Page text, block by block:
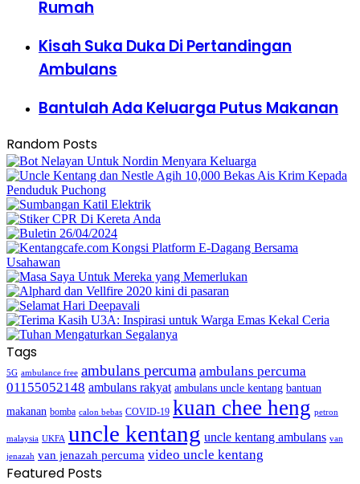
Rumah
Kisah Suka Duka Di Pertandingan
Ambulans
Bantulah Ada Keluarga Putus Makanan
Random Posts
Tags
5G ambulance free ambulans percuma ambulans percuma
01155052148 ambulans rakyat ambulans uncle kentang bantuan
makanan bomba calon bebas COVID-19 kuan chee heng petron
malaysia UKFA uncle kentang uncle kentang ambulans van
jenazah van jenazah percuma video uncle kentang
Featured Posts